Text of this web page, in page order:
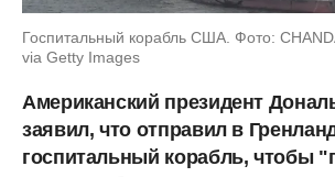
Госпитальный корабль США. Фото:
via Getty Images
Американский президент
заявил, что отправил в
госпитальный корабль, чтобы